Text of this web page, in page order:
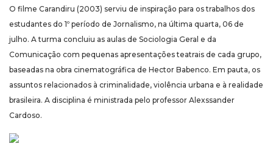
O filme Carandiru (2003) serviu de inspiração para os trabalhos dos
estudantes do 1º período de Jornalismo, na última quarta, 06 de
julho. A turma concluiu as aulas de Sociologia Geral e da
Comunicação com pequenas apresentações teatrais de cada grupo,
baseadas na obra cinematográfica de Hector Babenco. Em pauta, os
assuntos relacionados à criminalidade, violência urbana e à realidade
brasileira. A disciplina é ministrada pelo professor Alexssander
Cardoso.